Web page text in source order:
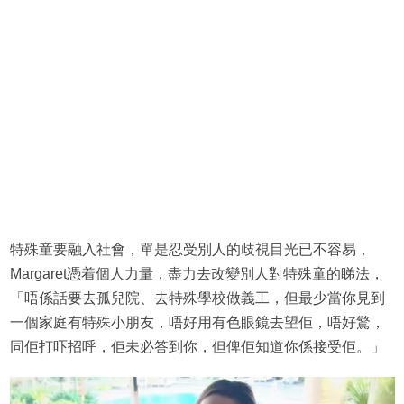
特殊童要融入社會，單是忍受別人的歧視目光已不容易，
Margaret憑着個人力量，盡力去改變別人對特殊童的睇法，
「唔係話要去孤兒院、去特殊學校做義工，但最少當你見到
一個家庭有特殊小朋友，唔好用有色眼鏡去望佢，唔好驚，
同佢打吓招呼，佢未必答到你，但俾佢知道你係接受佢。」